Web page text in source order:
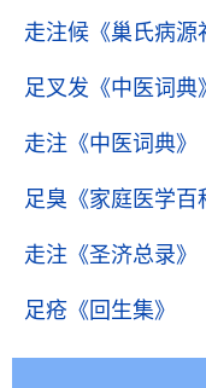
走注候 《巢氏病源
足叉发 《中医词典
走注 《中医词典》
足臭 《家庭医学百
走注 《圣济总录》
足疮 《回生集》